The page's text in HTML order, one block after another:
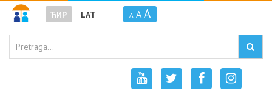
ЋИР LAT A A A